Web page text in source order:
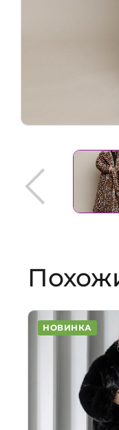
НОВИНКА